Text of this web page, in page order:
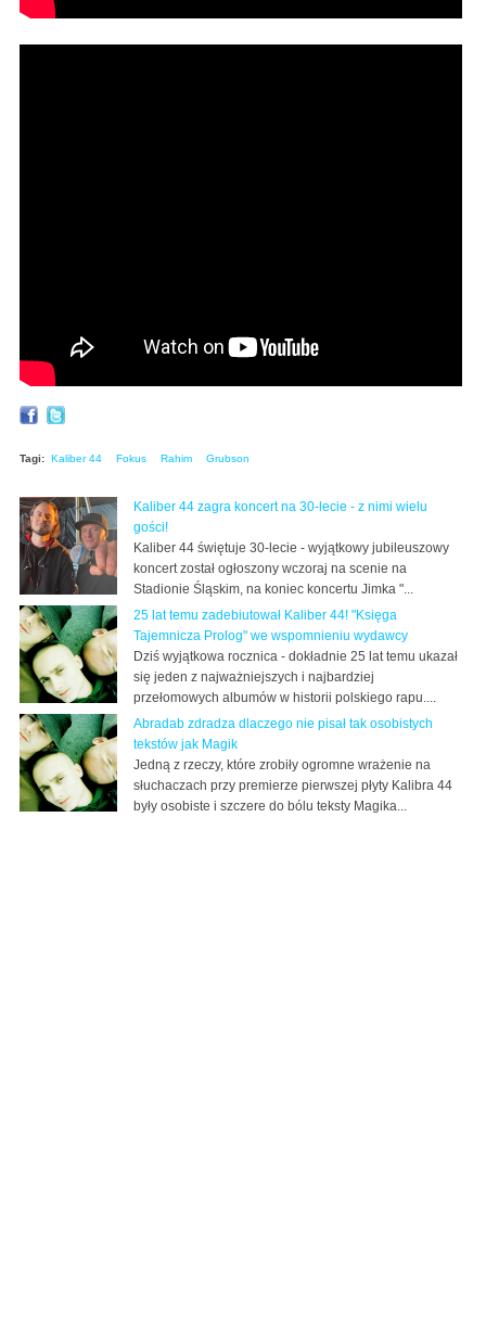
Tagi: Kaliber 44 Fokus Rahim Grubson
Kaliber 44 zagra koncert na 30-lecie - z nimi wielu
gości!
Kaliber 44 świętuje 30-lecie - wyjątkowy jubileuszowy
koncert został ogłoszony wczoraj na scenie na
Stadionie Śląskim, na koniec koncertu Jimka "...
25 lat temu zadebiutował Kaliber 44! "Księga
Tajemnicza Prolog" we wspomnieniu wydawcy
Dziś wyjątkowa rocznica - dokładnie 25 lat temu ukazał
się jeden z najważniejszych i najbardziej
przełomowych albumów w historii polskiego rapu....
Abradab zdradza dlaczego nie pisał tak osobistych
tekstów jak Magik
Jedną z rzeczy, które zrobiły ogromne wrażenie na
słuchaczach przy premierze pierwszej płyty Kalibra 44
były osobiste i szczere do bólu teksty Magika...